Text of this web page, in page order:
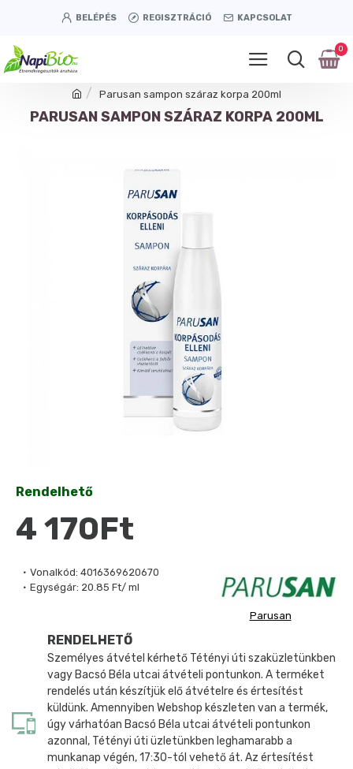
BELÉPÉS REGISZTRÁCIÓ KAPCSOLAT
0
Parusan sampon száraz korpa 200ml
PARUSAN SAMPON SZÁRAZ KORPA 200ML
Vonalkód: 4016369620670
Egységár: 20.85 Ft/ ml
Parusan
Rendelhető
4 170Ft
RENDELHETŐ
Személyes átvétel kérhető Tétényi úti szaküzletünkben
vagy Bacsó Béla utcai átvételi pontunkon. A terméket
rendelés után készítjük elő átvételre és értesítést
küldünk. Amennyiben Webshop készleten van a termék,
úgy várhatóan Bacsó Béla utcai átvételi pontunkon
azonnal, Tétényi úti üzletünkben leghamarabb a
munkanap végén, 17:30-tól vehető át. Az értesítést